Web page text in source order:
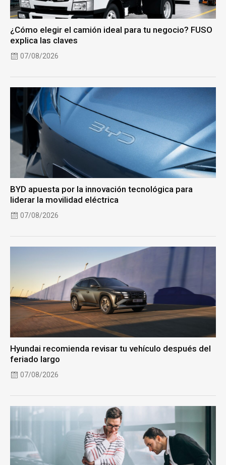
¿Cómo elegir el camión ideal para tu negocio? FUSO
explica las claves
07/08/2026
BYD apuesta por la innovación tecnológica para
liderar la movilidad eléctrica
07/08/2026
Hyundai recomienda revisar tu vehículo después del
feriado largo
07/08/2026